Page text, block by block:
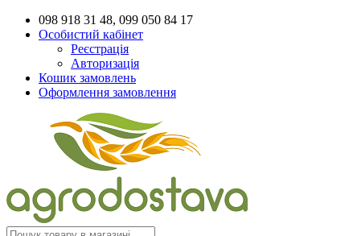
098 918 31 48, 099 050 84 17
Особистий кабінет
Реєстрація
Авторизація
Кошик замовлень
Оформлення замовлення